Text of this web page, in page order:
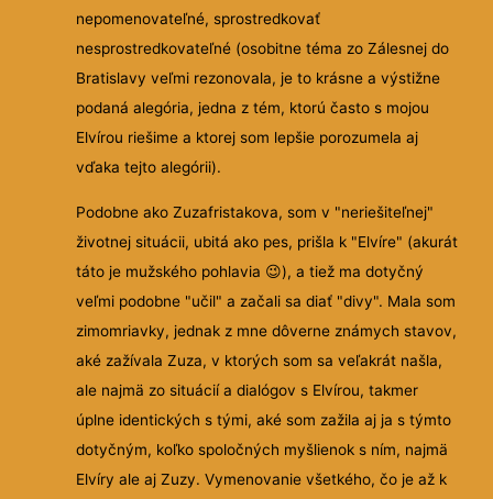
nepomenovateľné, sprostredkovať
nesprostredkovateľné (osobitne téma zo Zálesnej do
Bratislavy veľmi rezonovala, je to krásne a výstižne
podaná alegória, jedna z tém, ktorú často s mojou
Elvírou riešime a ktorej som lepšie porozumela aj
vďaka tejto alegórii).
Podobne ako Zuzafristakova, som v "neriešiteľnej"
životnej situácii, ubitá ako pes, prišla k "Elvíre" (akurát
táto je mužského pohlavia 😉), a tiež ma dotyčný
veľmi podobne "učil" a začali sa diať "divy". Mala som
zimomriavky, jednak z mne dôverne známych stavov,
aké zažívala Zuza, v ktorých som sa veľakrát našla,
ale najmä zo situácií a dialógov s Elvírou, takmer
úplne identických s tými, aké som zažila aj ja s týmto
dotyčným, koľko spoločných myšlienok s ním, najmä
Elvíry ale aj Zuzy. Vymenovanie všetkého, čo je až k